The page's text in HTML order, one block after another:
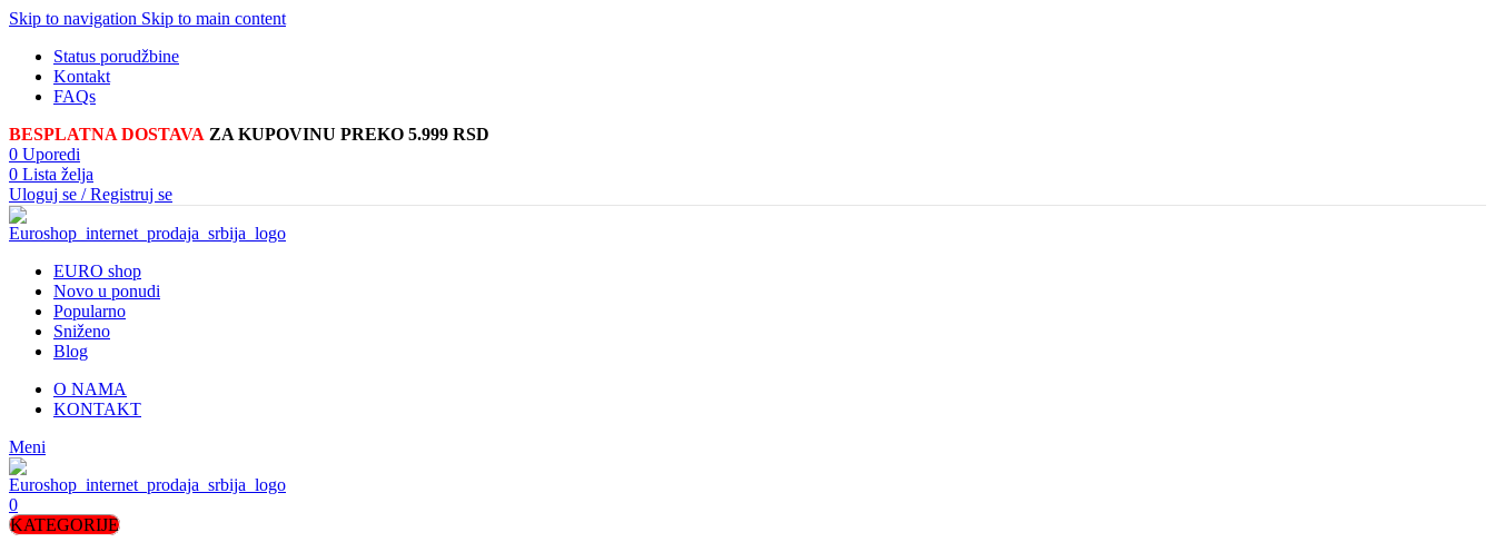
Skip to navigation Skip to main content
Status porudžbine
Kontakt
FAQs
BESPLATNA DOSTAVA ZA KUPOVINU PREKO 5.999 RSD
0 Uporedi
0 Lista želja
Uloguj se / Registruj se
EURO shop
Novo u ponudi
Popularno
Sniženo
Blog
O NAMA
KONTAKT
Meni
0
KATEGORIJE